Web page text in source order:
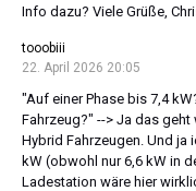
Info dazu? Viele Grüße,
tooobiii
22. April 2026 20:05
"Auf einer Phase bis 7,4
Fahrzeug?" --> Ja das
Hybrid Fahrzeugen. Und ja
kW (obwohl nur 6,6 kW in
Ladestation wäre hier